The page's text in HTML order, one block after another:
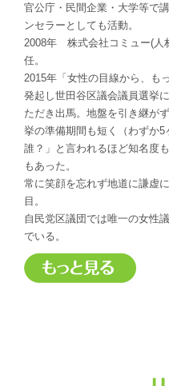
官公庁・民間企業・大学等で
ンセラーとしても活動。
2008年 株式会社コミュー(人
任。
2015年「女性の目線から、も
発起し世田谷区議会議員選挙
ただき出馬。地盤を引き継が
挙の準備期間も短く（わずか
誰？」と言われるほど知名度
もあった。
常に笑顔を忘れず地道に謙虚
目。
自民党区議団では唯一の女性
でいる。